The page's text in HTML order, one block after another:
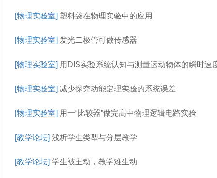
[物理实验室] 塑料袋在物理实验中的应用
[物理实验室] 发光二极管可做传感器
[物理实验室] 用DIS实验系统认知与测量运动物体的瞬时速
[物理实验室] 减少探究动能定理实验的系统误差
[物理实验室] 用一“比较器”做完高中物理逻辑电路实验
[教学论坛] 浅析学生类型与分层教学
[教学论坛] 学生被主动，教学难生动